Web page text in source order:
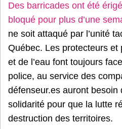
Des barricades ont été
bloqué pour plus d’une
ne soit attaqué par l’unité
Québec. Les protecteurs et
et de l’eau font toujours
police, au service des
défenseur.es auront
solidarité pour que la lutte
destruction des territoires.